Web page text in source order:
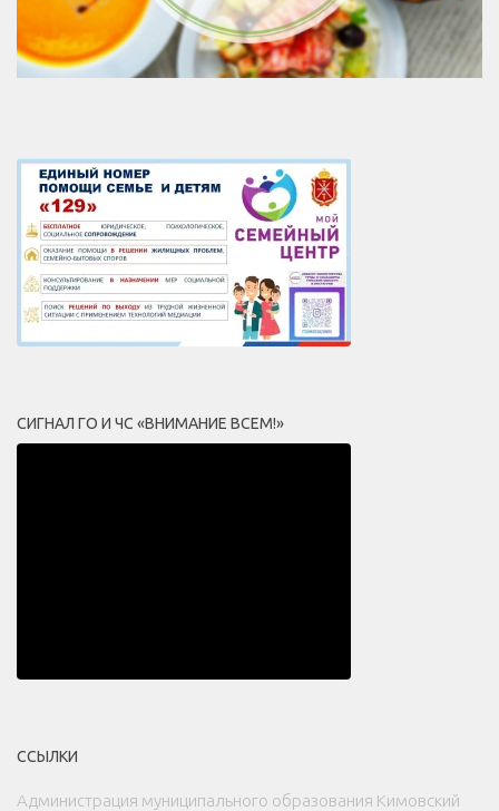
СИГНАЛ ГО И ЧС «ВНИМАНИЕ ВСЕМ!»
ССЫЛКИ
Администрация муниципального образования Кимовский